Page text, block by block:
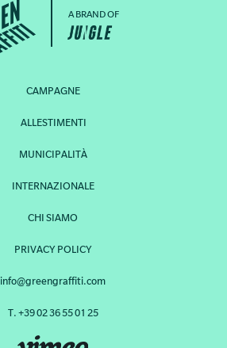
A BRAND OF
CAMPAGNE
ALLESTIMENTI
MUNICIPALITÀ
INTERNAZIONALE
CHI SIAMO
PRIVACY POLICY
info@greengraffiti.com
T. +39 02 36 55 01 25